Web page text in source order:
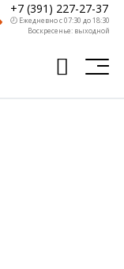
+7 (391) 227-27-37
🕗 Ежедневно с 07:30 до 18:30
Воскресенье: выходной